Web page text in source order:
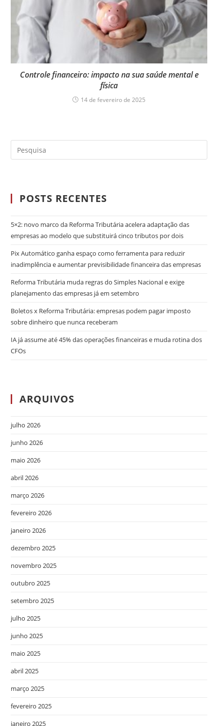
Controle financeiro: impacto na sua saúde mental e
física
14 de fevereiro de 2025
POSTS RECENTES
5×2: novo marco da Reforma Tributária acelera adaptação das
empresas ao modelo que substituirá cinco tributos por dois
Pix Automático ganha espaço como ferramenta para reduzir
inadimplência e aumentar previsibilidade financeira das empresas
Reforma Tributária muda regras do Simples Nacional e exige
planejamento das empresas já em setembro
Boletos x Reforma Tributária: empresas podem pagar imposto
sobre dinheiro que nunca receberam
IA já assume até 45% das operações financeiras e muda rotina dos
CFOs
ARQUIVOS
julho 2026
junho 2026
maio 2026
abril 2026
março 2026
fevereiro 2026
janeiro 2026
dezembro 2025
novembro 2025
outubro 2025
setembro 2025
julho 2025
junho 2025
maio 2025
abril 2025
março 2025
fevereiro 2025
janeiro 2025